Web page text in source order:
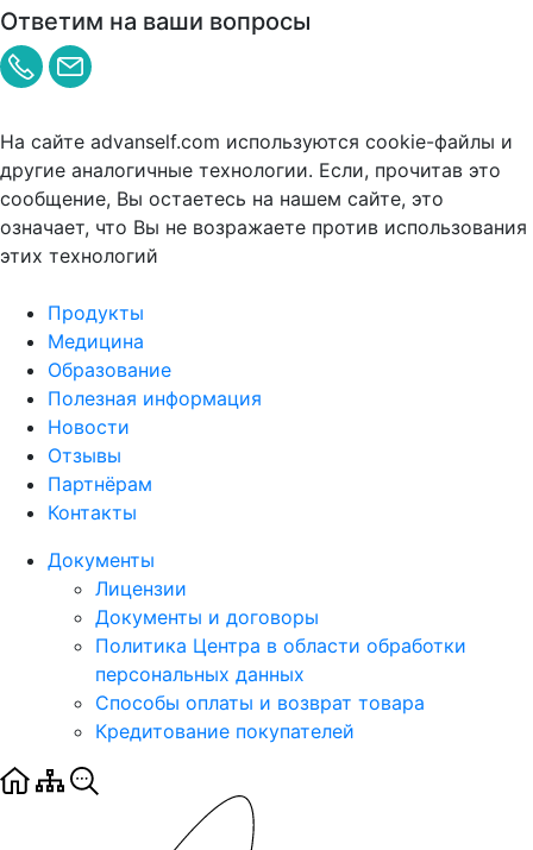
Ответим на ваши вопросы
На сайте advanself.com используются cookie-файлы и
другие аналогичные технологии. Если, прочитав это
сообщение, Вы остаетесь на нашем сайте, это
означает, что Вы не возражаете против использования
этих технологий
Продукты
Медицина
Образование
Полезная информация
Новости
Отзывы
Партнёрам
Контакты
Документы
Лицензии
Документы и договоры
Политика Центра в области обработки
персональных данных
Способы оплаты и возврат товара
Кредитование покупателей